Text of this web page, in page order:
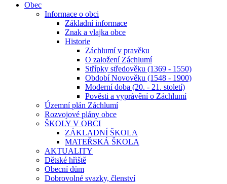
Obec
Informace o obci
Základní informace
Znak a vlajka obce
Historie
Záchlumí v pravěku
O založení Záchlumí
Střípky středověku (1369 - 1550)
Období Novověku (1548 - 1900)
Moderní doba (20. - 21. století)
Pověsti a vyprávění o Záchlumí
Územní plán Záchlumí
Rozvojové plány obce
ŠKOLY V OBCI
ZÁKLADNÍ ŠKOLA
MATEŘSKÁ ŠKOLA
AKTUALITY
Dětské hřiště
Obecní dům
Dobrovolné svazky, členství